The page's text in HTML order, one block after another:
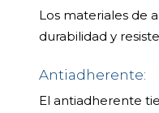
Los materiales de
durabilidad y
Antiadherente:
El antiadherente